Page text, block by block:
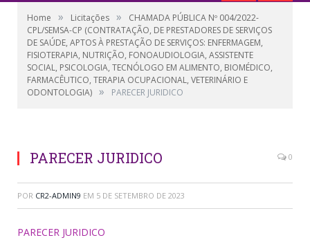
Home » Licitações »
CHAMADA PÚBLICA Nº 004/2022-
CPL/SEMSA-CP (CONTRATAÇÃO, DE PRESTADORES DE SERVIÇOS
DE SAÚDE, APTOS À PRESTAÇÃO DE SERVIÇOS: ENFERMAGEM,
FISIOTERAPIA, NUTRIÇÃO, FONOAUDIOLOGIA, ASSISTENTE
SOCIAL, PSICOLOGIA, TECNÓLOGO EM ALIMENTO, BIOMÉDICO,
FARMACÊUTICO, TERAPIA OCUPACIONAL, VETERINÁRIO E
ODONTOLOGIA) » PARECER JURIDICO
PARECER JURIDICO 0
POR CR2-ADMIN9 EM 5 DE SETEMBRO DE 2023
PARECER JURIDICO